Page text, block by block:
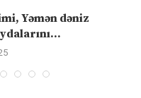
Yəmən dəniz